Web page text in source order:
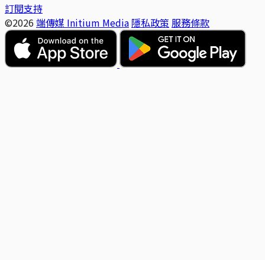
訂閱支持
©2026 端傳媒 Initium Media 隱私政策 服務條款